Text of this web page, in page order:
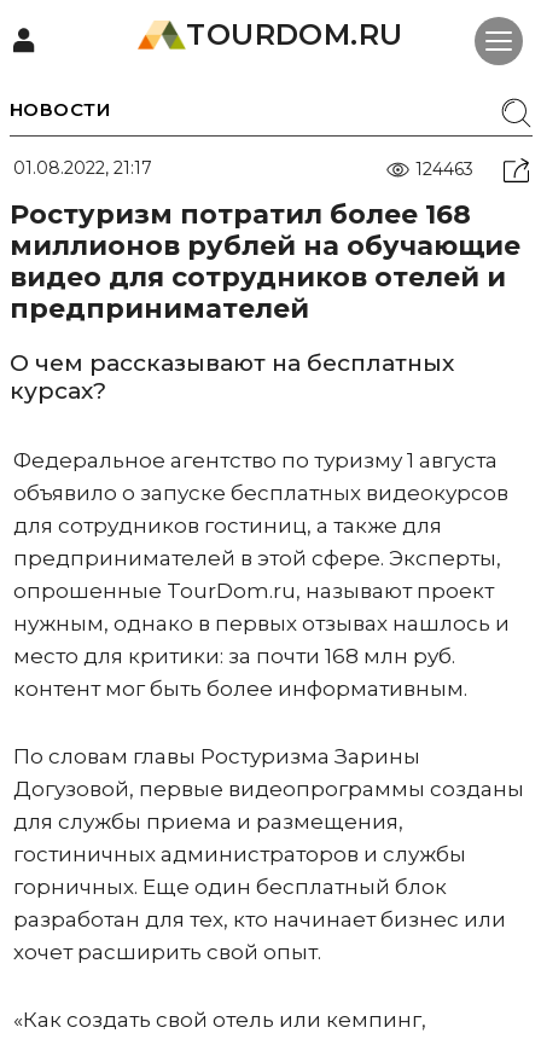
TOURDOM.RU
НОВОСТИ
01.08.2022, 21:17 124463
Ростуризм потратил более 168
миллионов рублей на обучающие
видео для сотрудников отелей и
предпринимателей
О чем рассказывают на бесплатных
курсах?
Федеральное агентство по туризму 1 августа
объявило о запуске бесплатных видеокурсов
для сотрудников гостиниц, а также для
предпринимателей в этой сфере. Эксперты,
опрошенные TourDom.ru, называют проект
нужным, однако в первых отзывах нашлось и
место для критики: за почти 168 млн руб.
контент мог быть более информативным.
По словам главы Ростуризма Зарины
Догузовой, первые видеопрограммы созданы
для службы приема и размещения,
гостиничных администраторов и службы
горничных. Еще один бесплатный блок
разработан для тех, кто начинает бизнес или
хочет расширить свой опыт.
«Как создать свой отель или кемпинг,